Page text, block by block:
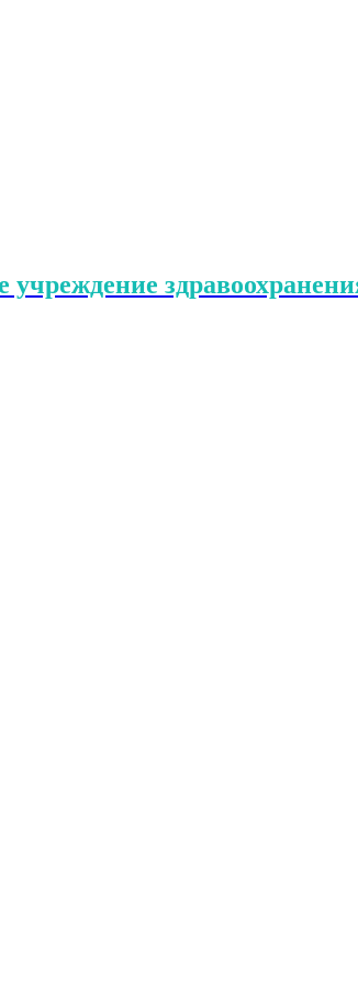
учреждение